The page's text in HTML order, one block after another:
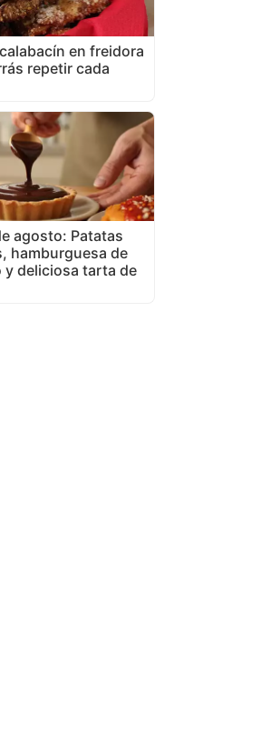
en freidora
repetir cada
agosto: Patatas
hamburguesa de
y deliciosa tarta de